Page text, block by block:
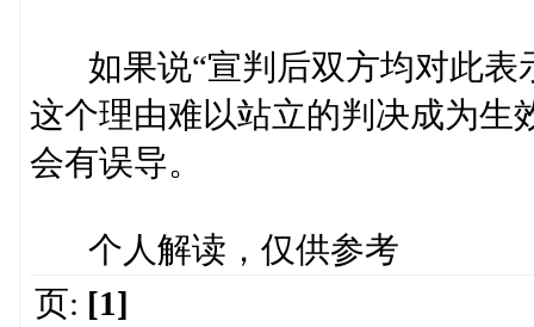
如果说“宣判后双方均对此表
这个理由难以站立的判决成为生
会有误导。
个人解读，仅供参考
页: [1]